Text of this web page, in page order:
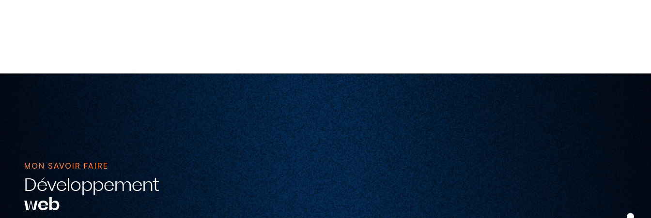
MON SAVOIR FAIRE
Développement
web